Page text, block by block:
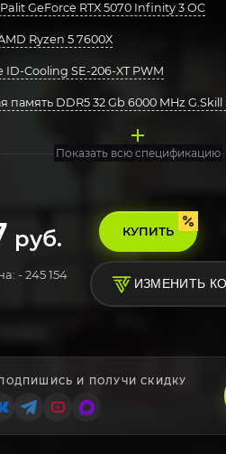
GeForce RTX 5070 Infinity 3 OC
Ryzen 5 7600X
Cooling SE-206-XT PWM
память DDR5 32 Gb 6000 MHz G.Skill
Показать всю спецификацию
руб.
-245 154
КУПИТЬ
ИЗМЕНИТЬ
И ПОЛУЧИ СКИДКУ